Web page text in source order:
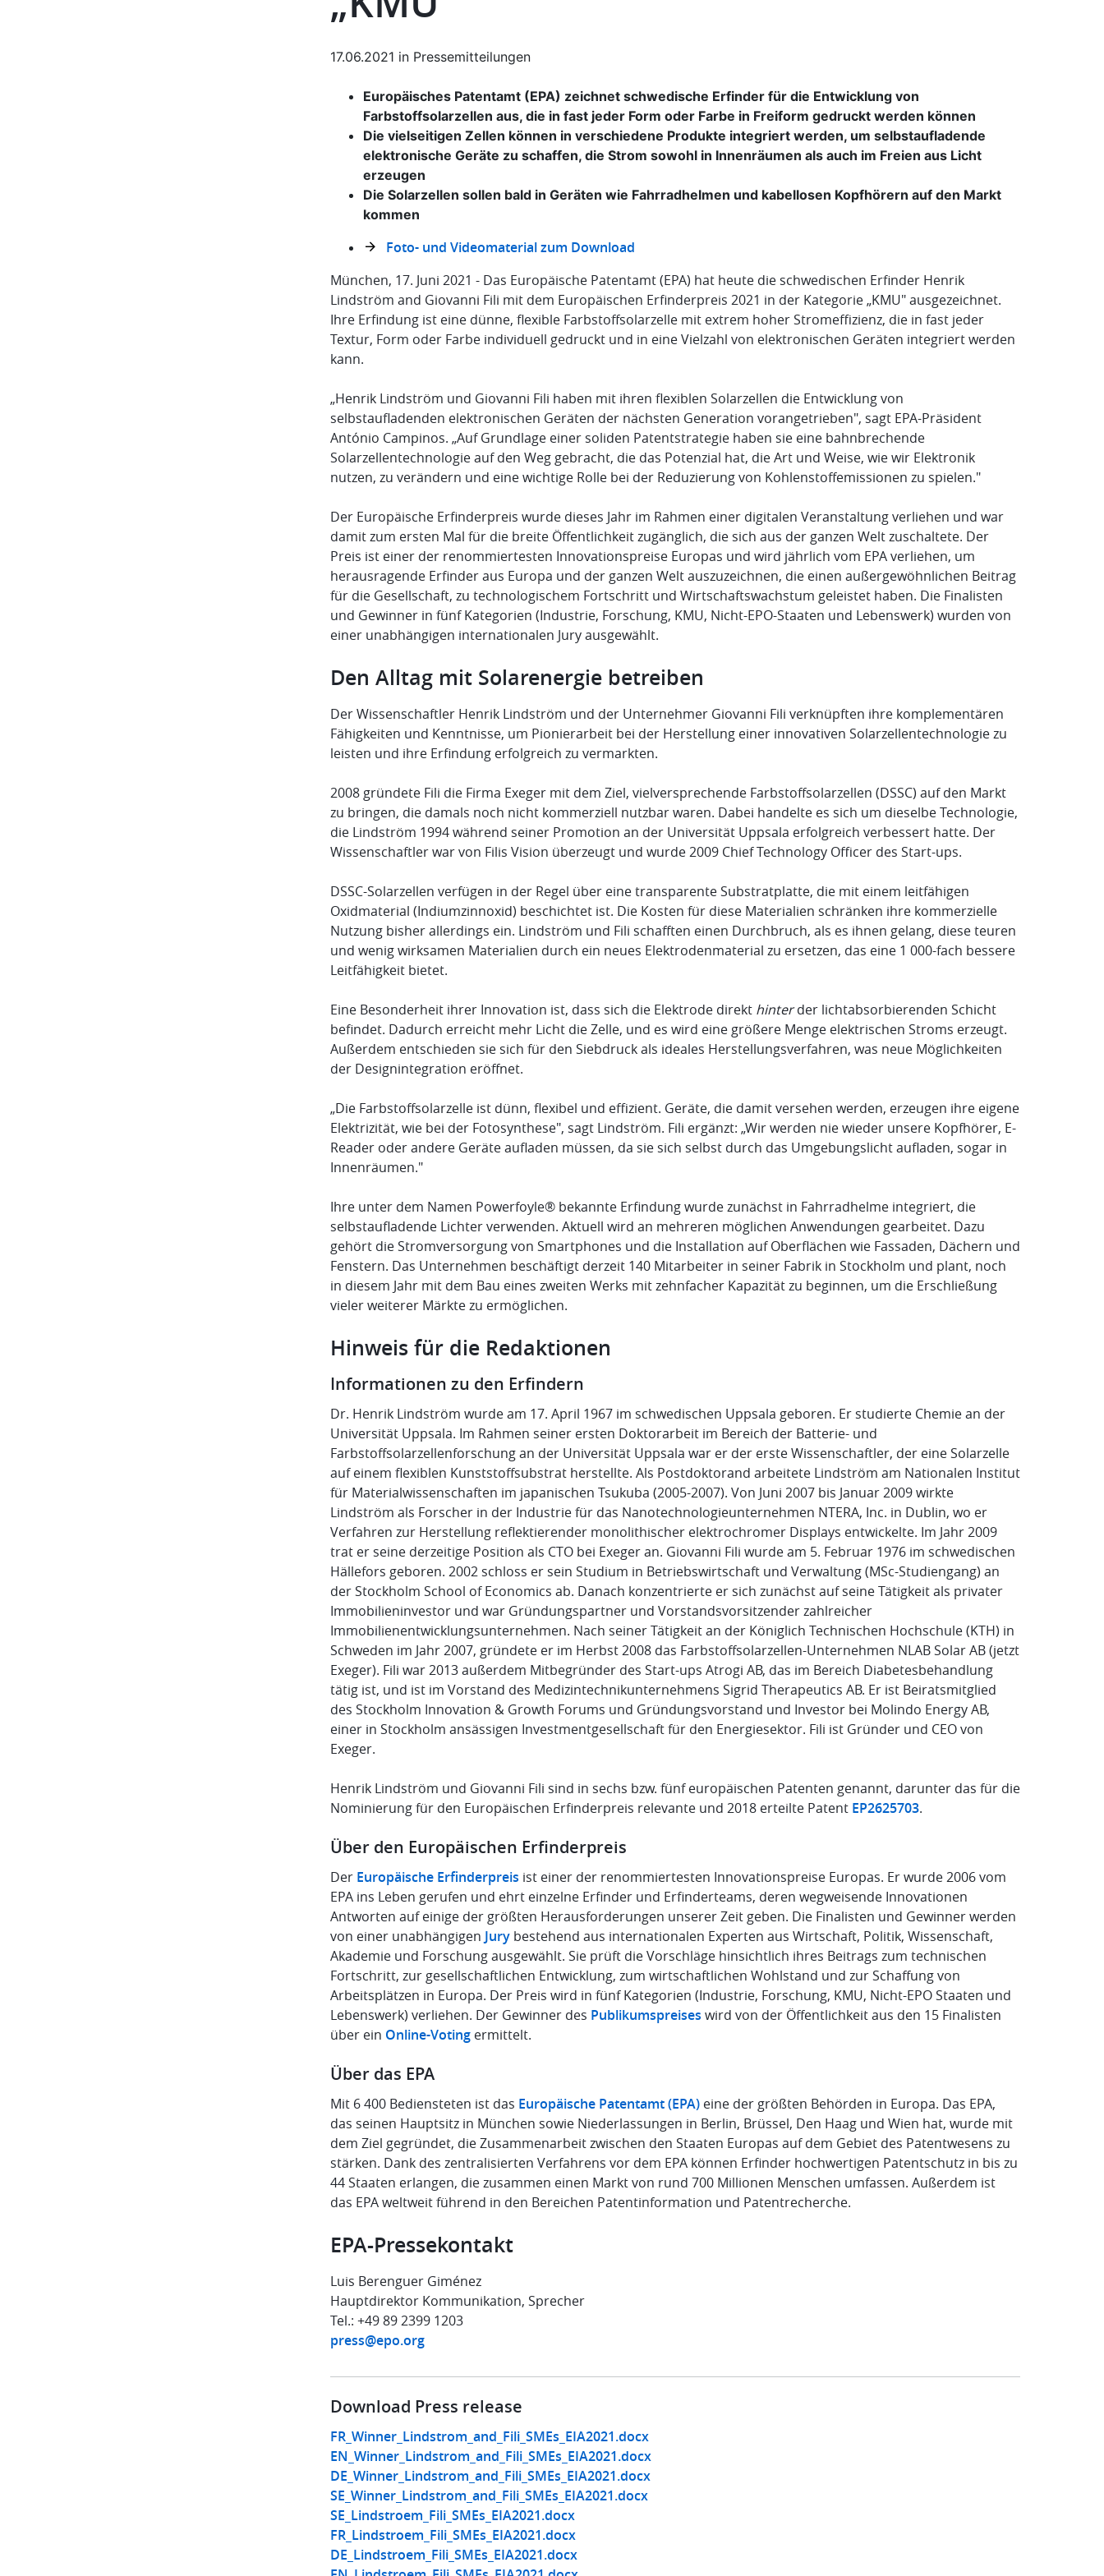
17.06.2021 in Pressemitteilungen
Europäisches Patentamt (EPA) zeichnet schwedische Erfinder für die Entwicklung von
Farbstoffsolarzellen aus, die in fast jeder Form oder Farbe in Freiform gedruckt werden können
Die vielseitigen Zellen können in verschiedene Produkte integriert werden, um selbstaufladende
elektronische Geräte zu schaffen, die Strom sowohl in Innenräumen als auch im Freien aus Licht
erzeugen
Die Solarzellen sollen bald in Geräten wie Fahrradhelmen und kabellosen Kopfhörern auf den Markt
kommen
Foto- und Videomaterial zum Download
München, 17. Juni 2021 - Das Europäische Patentamt (EPA) hat heute die schwedischen Erfinder Henrik
Lindström and Giovanni Fili mit dem Europäischen Erfinderpreis 2021 in der Kategorie „KMU" ausgezeichnet.
Ihre Erfindung ist eine dünne, flexible Farbstoffsolarzelle mit extrem hoher Stromeffizienz, die in fast jeder
Textur, Form oder Farbe individuell gedruckt und in eine Vielzahl von elektronischen Geräten integriert werden
kann.
„Henrik Lindström und Giovanni Fili haben mit ihren flexiblen Solarzellen die Entwicklung von
selbstaufladenden elektronischen Geräten der nächsten Generation vorangetrieben", sagt EPA-Präsident
António Campinos. „Auf Grundlage einer soliden Patentstrategie haben sie eine bahnbrechende
Solarzellentechnologie auf den Weg gebracht, die das Potenzial hat, die Art und Weise, wie wir Elektronik
nutzen, zu verändern und eine wichtige Rolle bei der Reduzierung von Kohlenstoffemissionen zu spielen."
Der Europäische Erfinderpreis wurde dieses Jahr im Rahmen einer digitalen Veranstaltung verliehen und war
damit zum ersten Mal für die breite Öffentlichkeit zugänglich, die sich aus der ganzen Welt zuschaltete. Der
Preis ist einer der renommiertesten Innovationspreise Europas und wird jährlich vom EPA verliehen, um
herausragende Erfinder aus Europa und der ganzen Welt auszuzeichnen, die einen außergewöhnlichen Beitrag
für die Gesellschaft, zu technologischem Fortschritt und Wirtschaftswachstum geleistet haben. Die Finalisten
und Gewinner in fünf Kategorien (Industrie, Forschung, KMU, Nicht-EPO-Staaten und Lebenswerk) wurden von
einer unabhängigen internationalen Jury ausgewählt.
Den Alltag mit Solarenergie betreiben
Der Wissenschaftler Henrik Lindström und der Unternehmer Giovanni Fili verknüpften ihre komplementären
Fähigkeiten und Kenntnisse, um Pionierarbeit bei der Herstellung einer innovativen Solarzellentechnologie zu
leisten und ihre Erfindung erfolgreich zu vermarkten.
2008 gründete Fili die Firma Exeger mit dem Ziel, vielversprechende Farbstoffsolarzellen (DSSC) auf den Markt
zu bringen, die damals noch nicht kommerziell nutzbar waren. Dabei handelte es sich um dieselbe Technologie,
die Lindström 1994 während seiner Promotion an der Universität Uppsala erfolgreich verbessert hatte. Der
Wissenschaftler war von Filis Vision überzeugt und wurde 2009 Chief Technology Officer des Start-ups.
DSSC-Solarzellen verfügen in der Regel über eine transparente Substratplatte, die mit einem leitfähigen
Oxidmaterial (Indiumzinnoxid) beschichtet ist. Die Kosten für diese Materialien schränken ihre kommerzielle
Nutzung bisher allerdings ein. Lindström und Fili schafften einen Durchbruch, als es ihnen gelang, diese teuren
und wenig wirksamen Materialien durch ein neues Elektrodenmaterial zu ersetzen, das eine 1 000-fach bessere
Leitfähigkeit bietet.
Eine Besonderheit ihrer Innovation ist, dass sich die Elektrode direkt hinterder lichtabsorbierenden Schicht
befindet. Dadurch erreicht mehr Licht die Zelle, und es wird eine größere Menge elektrischen Stroms erzeugt.
Außerdem entschieden sie sich für den Siebdruck als ideales Herstellungsverfahren, was neue Möglichkeiten
der Designintegration eröffnet.
„Die Farbstoffsolarzelle ist dünn, flexibel und effizient. Geräte, die damit versehen werden, erzeugen ihre eigene
Elektrizität, wie bei der Fotosynthese", sagt Lindström. Fili ergänzt: „Wir werden nie wieder unsere Kopfhörer, E-
Reader oder andere Geräte aufladen müssen, da sie sich selbst durch das Umgebungslicht aufladen, sogar in
Innenräumen."
Ihre unter dem Namen Powerfoyle® bekannte Erfindung wurde zunächst in Fahrradhelme integriert, die
selbstaufladende Lichter verwenden. Aktuell wird an mehreren möglichen Anwendungen gearbeitet. Dazu
gehört die Stromversorgung von Smartphones und die Installation auf Oberflächen wie Fassaden, Dächern und
Fenstern. Das Unternehmen beschäftigt derzeit 140 Mitarbeiter in seiner Fabrik in Stockholm und plant, noch
in diesem Jahr mit dem Bau eines zweiten Werks mit zehnfacher Kapazität zu beginnen, um die Erschließung
vieler weiterer Märkte zu ermöglichen.
Hinweis für die Redaktionen
Informationen zu den Erfindern
Dr. Henrik Lindström wurde am 17. April 1967 im schwedischen Uppsala geboren. Er studierte Chemie an der
Universität Uppsala. Im Rahmen seiner ersten Doktorarbeit im Bereich der Batterie- und
Farbstoffsolarzellenforschung an der Universität Uppsala war er der erste Wissenschaftler, der eine Solarzelle
auf einem flexiblen Kunststoffsubstrat herstellte. Als Postdoktorand arbeitete Lindström am Nationalen Institut
für Materialwissenschaften im japanischen Tsukuba (2005-2007). Von Juni 2007 bis Januar 2009 wirkte
Lindström als Forscher in der Industrie für das Nanotechnologieunternehmen NTERA, Inc. in Dublin, wo er
Verfahren zur Herstellung reflektierender monolithischer elektrochromer Displays entwickelte. Im Jahr 2009
trat er seine derzeitige Position als CTO bei Exeger an. Giovanni Fili wurde am 5. Februar 1976 im schwedischen
Hällefors geboren. 2002 schloss er sein Studium in Betriebswirtschaft und Verwaltung (MSc-Studiengang) an
der Stockholm School of Economics ab. Danach konzentrierte er sich zunächst auf seine Tätigkeit als privater
Immobilieninvestor und war Gründungspartner und Vorstandsvorsitzender zahlreicher
Immobilienentwicklungsunternehmen. Nach seiner Tätigkeit an der Königlich Technischen Hochschule (KTH) in
Schweden im Jahr 2007, gründete er im Herbst 2008 das Farbstoffsolarzellen-Unternehmen NLAB Solar AB (jetzt
Exeger). Fili war 2013 außerdem Mitbegründer des Start-ups Atrogi AB, das im Bereich Diabetesbehandlung
tätig ist, und ist im Vorstand des Medizintechnikunternehmens Sigrid Therapeutics AB. Er ist Beiratsmitglied
des Stockholm Innovation & Growth Forums und Gründungsvorstand und Investor bei Molindo Energy AB,
einer in Stockholm ansässigen Investmentgesellschaft für den Energiesektor. Fili ist Gründer und CEO von
Exeger.
Henrik Lindström und Giovanni Fili sind in sechs bzw. fünf europäischen Patenten genannt, darunter das für die
Nominierung für den Europäischen Erfinderpreis relevante und 2018 erteilte Patent EP2625703.
Über den Europäischen Erfinderpreis
Der Europäische Erfinderpreis ist einer der renommiertesten Innovationspreise Europas. Er wurde 2006 vom
EPA ins Leben gerufen und ehrt einzelne Erfinder und Erfinderteams, deren wegweisende Innovationen
Antworten auf einige der größten Herausforderungen unserer Zeit geben. Die Finalisten und Gewinner werden
von einer unabhängigen Jury bestehend aus internationalen Experten aus Wirtschaft, Politik, Wissenschaft,
Akademie und Forschung ausgewählt. Sie prüft die Vorschläge hinsichtlich ihres Beitrags zum technischen
Fortschritt, zur gesellschaftlichen Entwicklung, zum wirtschaftlichen Wohlstand und zur Schaffung von
Arbeitsplätzen in Europa. Der Preis wird in fünf Kategorien (Industrie, Forschung, KMU, Nicht-EPO Staaten und
Lebenswerk) verliehen. Der Gewinner des Publikumspreises wird von der Öffentlichkeit aus den 15 Finalisten
über ein Online-Voting ermittelt.
Über das EPA
Mit 6 400 Bediensteten ist das Europäische Patentamt (EPA) eine der größten Behörden in Europa. Das EPA,
das seinen Hauptsitz in München sowie Niederlassungen in Berlin, Brüssel, Den Haag und Wien hat, wurde mit
dem Ziel gegründet, die Zusammenarbeit zwischen den Staaten Europas auf dem Gebiet des Patentwesens zu
stärken. Dank des zentralisierten Verfahrens vor dem EPA können Erfinder hochwertigen Patentschutz in bis zu
44 Staaten erlangen, die zusammen einen Markt von rund 700 Millionen Menschen umfassen. Außerdem ist
das EPA weltweit führend in den Bereichen Patentinformation und Patentrecherche.
EPA-Pressekontakt
Luis Berenguer Giménez
Hauptdirektor Kommunikation, Sprecher
Tel.: +49 89 2399 1203
press@epo.org
Download Press release
FR_Winner_Lindstrom_and_Fili_SMEs_EIA2021.docx
EN_Winner_Lindstrom_and_Fili_SMEs_EIA2021.docx
DE_Winner_Lindstrom_and_Fili_SMEs_EIA2021.docx
SE_Winner_Lindstrom_and_Fili_SMEs_EIA2021.docx
SE_Lindstroem_Fili_SMEs_EIA2021.docx
FR_Lindstroem_Fili_SMEs_EIA2021.docx
DE_Lindstroem_Fili_SMEs_EIA2021.docx